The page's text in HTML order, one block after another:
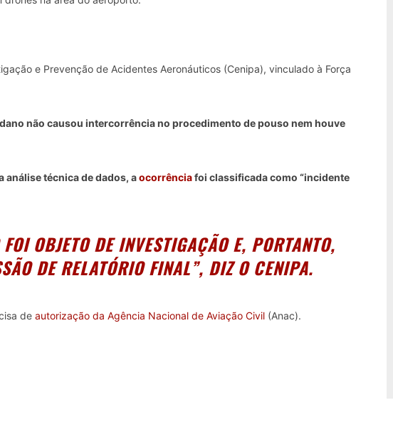
e Prevenção de Acidentes Aeronáuticos (Cenipa), vinculado à Força
não causou intercorrência no procedimento de pouso nem houve
análise técnica de dados, aocorrênciafoi classificada como “incidente
OBJETO DE INVESTIGAÇÃO E, PORTANTO,
DE RELATÓRIO FINAL”, DIZ O CENIPA.
de autorização da Agência Nacional de Aviação Civil (Anac).